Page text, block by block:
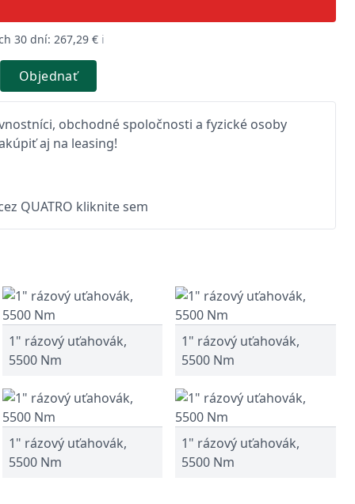
30 dní: 267,29 € ℹ️
Objednať
obchodné spoločnosti a fyzické osoby
aj na leasing!
QUATRO kliknite sem
1" rázový uťahovák,
5500 Nm
1" rázový uťahovák,
5500 Nm
1" rázový uťahovák,
5500 Nm
1" rázový uťahovák,
5500 Nm